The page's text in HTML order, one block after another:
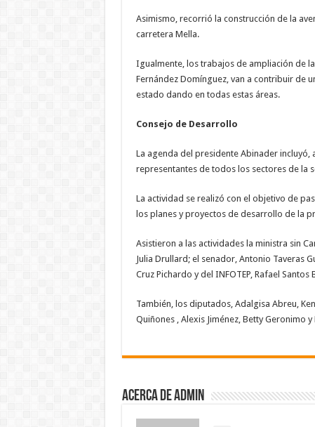
Asimismo, recorrió la construcción de la
carretera Mella.
Igualmente, los trabajos de ampliación de
Fernández Domínguez, van a contribuir de
estado dando en todas estas áreas.
Consejo de Desarrollo
La agenda del presidente Abinader incluyó,
representantes de todos los sectores de la
La actividad se realizó con el objetivo de
los planes y proyectos de desarrollo de la
Asistieron a las actividades la ministra sin
Julia Drullard; el senador, Antonio Taveras
Cruz Pichardo y del INFOTEP, Rafael Santos
También, los diputados, Adalgisa Abreu,
Quiñones , Alexis Jiménez, Betty Geronimo y
Acerca de admin